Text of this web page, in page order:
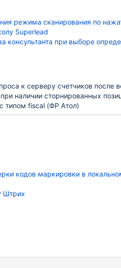
режима сканирования по
Superlead
консультанта при выборе
к серверу счетчиков после
наличии сторнированных
типом fiscal (ФР Атол)
кодов маркировки в
Штрих